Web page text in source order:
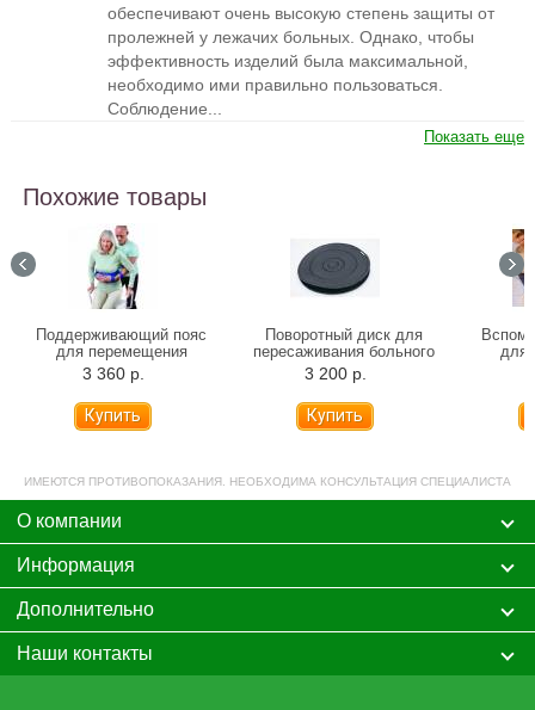
обеспечивают очень высокую степень защиты от
пролежней у лежачих больных. Однако, чтобы
эффективность изделий была максимальной,
необходимо ими правильно пользоваться.
Соблюдение...
Показать еще
Похожие товары
Поддерживающий пояс
для перемещения
больного
3 360 р.
Поворотный диск для
пересаживания больного
3 200 р.
для
ИМЕЮТСЯ ПРОТИВОПОКАЗАНИЯ. НЕОБХОДИМА КОНСУЛЬТАЦИЯ СПЕЦИАЛИСТА
О компании
Информация
Дополнительно
Наши контакты